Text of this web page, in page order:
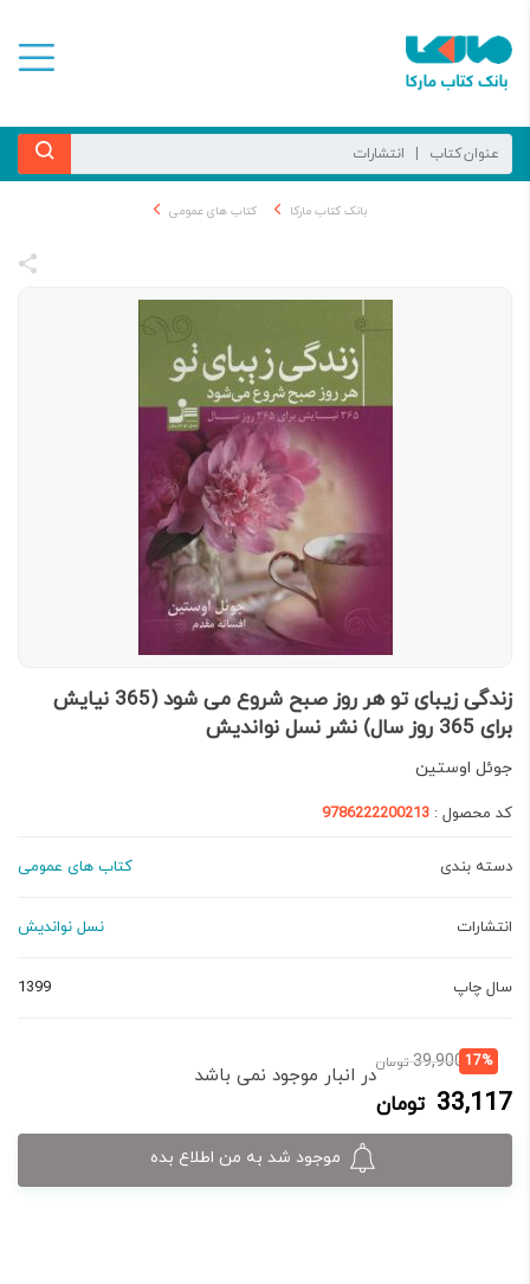
بانک کتاب مارکا کتاب های عمومی
زندگی زیبای تو هر روز صبح شروع می شود (365 نیایش
برای 365 روز سال) نشر نسل نواندیش
جوئل اوستین
کد محصول : 9786222200213
دسته بندی کتاب های عمومی
انتشارات نسل نواندیش
سال چاپ 1399
17%
39,900 تومانقیمت
اصلی:
33,117 تومان
قیمت
فعلی:
33,117 تومان.
در انبار موجود نمی باشد
موجود شد به من اطلاع بده